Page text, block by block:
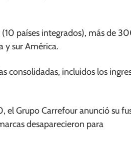
países integrados), más de
y sur América.
consolidadas, incluidos los
el Grupo Carrefour anunció su
desaparecieron para